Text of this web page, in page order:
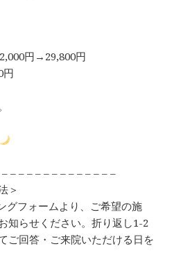
円→29,800円
– – – – – – – – – – – – –
＞
グフォームより、ご希望の施
知らせください。折り返し1-2
ご回答・ご来院いただける日を